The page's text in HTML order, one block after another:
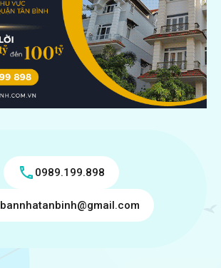
0989.199.898
bannhatanbinh@gmail.com